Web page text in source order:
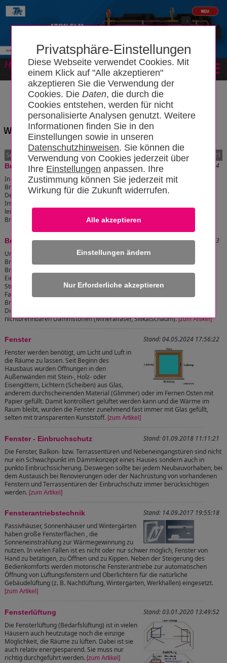
Privatsphäre-Einstellungen
Diese Webseite verwendet Cookies. Mit
einem Klick auf "Alle akzeptieren"
akzeptieren Sie die Verwendung der
Cookies. DieDaten, die durch die
Cookies entstehen, werden für nicht
personalisierte Analysen genutzt. Weitere
Informationen finden Sie in den
Einstellungen sowie in unseren
Datenschutzhinweisen. Sie können die
Verwendung von Cookies jederzeit über
Ihre Einstellungen anpassen. Ihre
Zustimmung können Sie jederzeit mit
Wirkung für die Zukunft widerrufen.
Einstellungen ändern
Wissensbereich: "Fenster"
Artikel 1 bis 10 von 21
Seite: 2 3
Stand: 29.12.2011 20:33:54
Brandschott
In Brandwänden bzw. –decken, die
Brandabschnitte trennen, müssen Wand- oder
Deckendurchbrüche für haustechnische
Installationsleitungen (Rohrdurchführungen, -
leitungen, Elektroinstallationen) durch
Brandschotts (Brandabschottung) abgedichtet werden.
Stand: 29.12.2011 20:35:23
Brandschutzriegel - Brandbanderole
Um eine Brandausbreitung oberhalb der
Brandausbruchstelle zu verhindern und im
Brandfall der zweite Rettungsweg der
Einsatzkräfte zu sichern, wird die
Sturzausbildung an Fenstern und Türen in der
Fassade durch Brandschutzriegel oder
Brandbanderolen in dem WDVS eingesetzt.
Diese "Bauteile" bestehen aus
nichtbrennbaren Dämmstoffen (Mineralfaser, Silikatschaum).[zum Artikel]
Stand: 04.05.2024 17:56:22
Fenster
Fenster werden benötigt, um Licht und Luft in
die Räume zu lassen. Seit Beginn des
Hausbaus wurden Öffnungen in den
Außenwänden mit Stein-, Holz- oder
Eisengittern, Lichtern (Scheiben) aus Glas,
anderem durchscheinenden Material (Glimmer) oder im Fernen Osten mit
Papier gefüllt. Damit kontrolliert gelüftet werden kann und die Wärme im
Raum bleibt, wurden die Fenster zunehmend fast immer mit Glas gefüllt,
selten mit transparenten Kunststoff. [zum Artikel]
Stand: 01.09.2018 11:11:21
Fenster - Einbruchschutz
Die Fenster, Balkon- bzw. Terrassentüren und Nebeneingangstüren sind nicht
nur ein Schwachpunkt im Dämmkonzept eines Hauses sondern auch in
punkto Einbruchssicherung. Deswegen sollte bei jedem Neubauvorhaben, bei
dem Austausch bei Renovierungen oder der Nachrüstung von vorhandenen
Fenstern und Terrassentüren der Einbruchschutz immer berücksichtigen
werden. [zum Artikel]
Stand: 14.09.2017 19:55:18
Fensterantriebstechnik
Passivhäuser, Sonnenhäuser und Wintergärten
haben große Fensterflächen , die
Sonneneinstrahlung zur Wärmegewinnung zu
nutzen. In vielen Fällen ist es nicht oder nur schwer möglich, Fenster von
Hand zu betätigen, zu Öffnen und zu Kippen. Neben der Steigerung des
Bedienkomforts werden motorische Fensterantriebe zur automatischen
Öffnung von Lüftungsfenstern und Oberlichtern für die natürliche
Gebäudelüftung (z. B. Nachtlüftung, Wintergarten, Werkhallen) eingesetzt.
[zum Artikel]
Stand: 03.01.2020 13:49:52
Fensterlüftung
Die Fensterlüftung (Bedarfslüftung) ist in vielen
Häusern auch heutzutage noch die einzige
Möglichkeit, die Räume zu lüften. Dabei ist sie
auch relativ energiesparend. Sie muss nur
richtig durchgeführt werden. [zum Artikel]